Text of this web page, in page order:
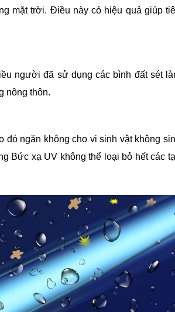
mặt trời. Điều này có hiệu quả giúp
người đã sử dụng các bình đất sét
nông thôn.
ngăn không cho vi sinh vật không
Bức xạ UV không thể loại bỏ hết các